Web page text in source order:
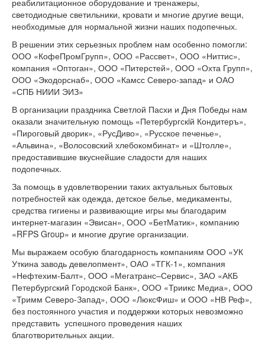
светодиодные светильники, кровати и многие другие вещи,
необходимые для нормальной жизни наших подопечных.
В решении этих серьезных проблем нам особенно помогли:
ООО «КофеПромГрупп», ООО «Рассвет», ООО «Ниттис»,
компания «Оптоган», ООО «Питерстей», ООО «Охта Групп»,
ООО «Экодорснаб», ООО «Камсс Северо-запад» и ОАО
«СПБ НИИИ ЭИЗ»
В организации праздника Светлой Пасхи и Дня Победы нам
оказали значительную помощь «Петербургскiй Кондитеръ»,
«Пироговый дворик», «РусДиво», «Русское печенье»,
«Альвина», «Волосовский хлебокомбинат» и «Штолле»,
предоставившие вкуснейшие сладости для наших
подопечных.
За помощь в удовлетворении таких актуальных бытовых
потребностей как одежда, детское белье, медикаменты,
средства гигиены и развивающие игры мы благодарим
интернет-магазин «Эвисан», ООО «БетМатик», компанию
«RFPS Group» и многие другие организации.
Мы выражаем особую благодарность компаниям ООО «УК
Уткина заводь девелопмент», ОАО «ТГК-1», компания
«Нефтехим-Балт», ООО «Мегатранс–Сервис», ЗАО «АКБ
Петербургский Городской Банк», ООО «Триикс Медиа», ООО
«Тримм Северо-Запад», ООО «ЛюксФиш» и ООО «НВ Реф»,
без постоянного участия и поддержки которых невозможно
представить успешного проведения наших
благотворительных акции.